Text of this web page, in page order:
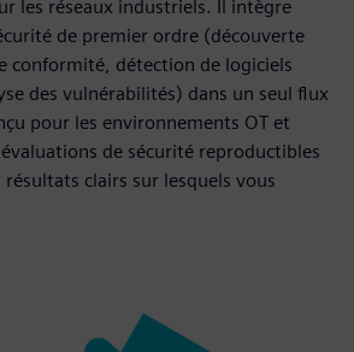
les réseaux industriels. Il intègre
de premier ordre (découverte
conformité, détection de logiciels
des vulnérabilités) dans un seul flux
pour les environnements OT et
de sécurité reproductibles
résultats clairs sur lesquels vous